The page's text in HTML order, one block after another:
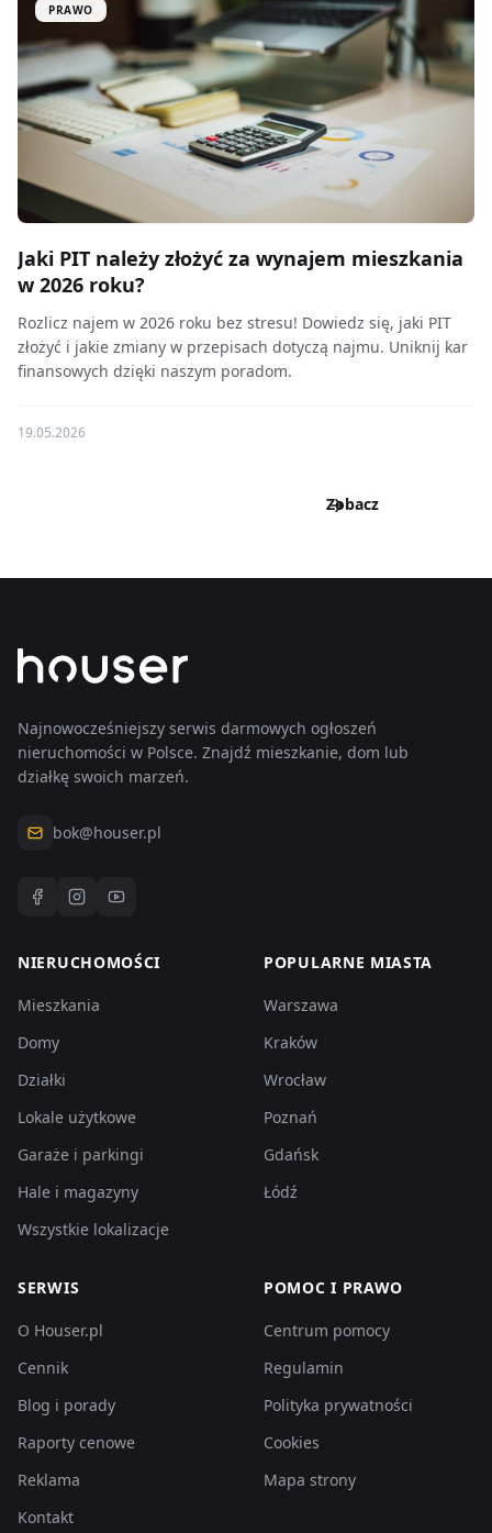
PRAWO
Jaki PIT należy złożyć za wynajem mieszkania
w 2026 roku?
Rozlicz najem w 2026 roku bez stresu! Dowiedz się, jaki PIT
złożyć i jakie zmiany w przepisach dotyczą najmu. Uniknij kar
finansowych dzięki naszym poradom.
19.05.2026
Zobacz
wszystkie
Najnowocześniejszy serwis darmowych ogłoszeń
nieruchomości w Polsce. Znajdź mieszkanie, dom lub
działkę swoich marzeń.
bok@houser.pl
NIERUCHOMOŚCI
Mieszkania
Domy
Działki
Lokale użytkowe
Garaże i parkingi
Hale i magazyny
Wszystkie lokalizacje
POPULARNE MIASTA
Warszawa
Kraków
Wrocław
Poznań
Gdańsk
Łódź
SERWIS
O Houser.pl
Cennik
Blog i porady
Raporty cenowe
Reklama
Kontakt
POMOC I PRAWO
Centrum pomocy
Regulamin
Polityka prywatności
Cookies
Mapa strony